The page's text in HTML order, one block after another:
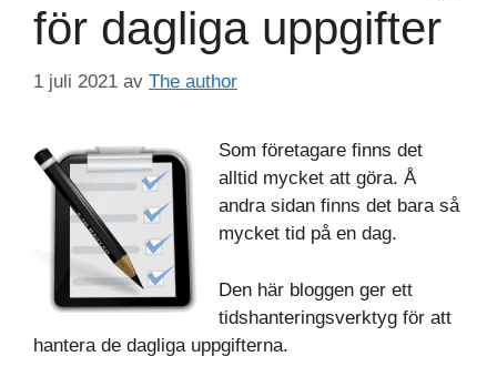
för dagliga uppgifter
1 juli 2021 av The author
Som företagare finns det
alltid mycket att göra. Å
andra sidan finns det bara så
mycket tid på en dag.
Den här bloggen ger ett
tidshanteringsverktyg för att
hantera de dagliga uppgifterna.